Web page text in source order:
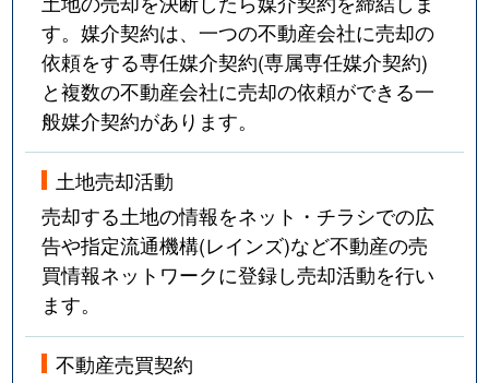
す。媒介契約は、一つの不動産会社に売却の
依頼をする専任媒介契約(専属専任媒介契約)
と複数の不動産会社に売却の依頼ができる一
般媒介契約があります。
土地売却活動
売却する土地の情報をネット・チラシでの広
告や指定流通機構(レインズ)など不動産の売
買情報ネットワークに登録し売却活動を行い
ます。
不動産売買契約